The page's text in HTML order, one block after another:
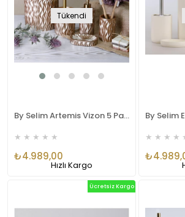
Tükendi
By Selim Artemis Vizon 5 Parça Polyester Banyo Seti
★ ★ ★ ★ ★
₺4.989,00
Hızlı Kargo
★ ★ ★ ★
Ücretsiz Kargo